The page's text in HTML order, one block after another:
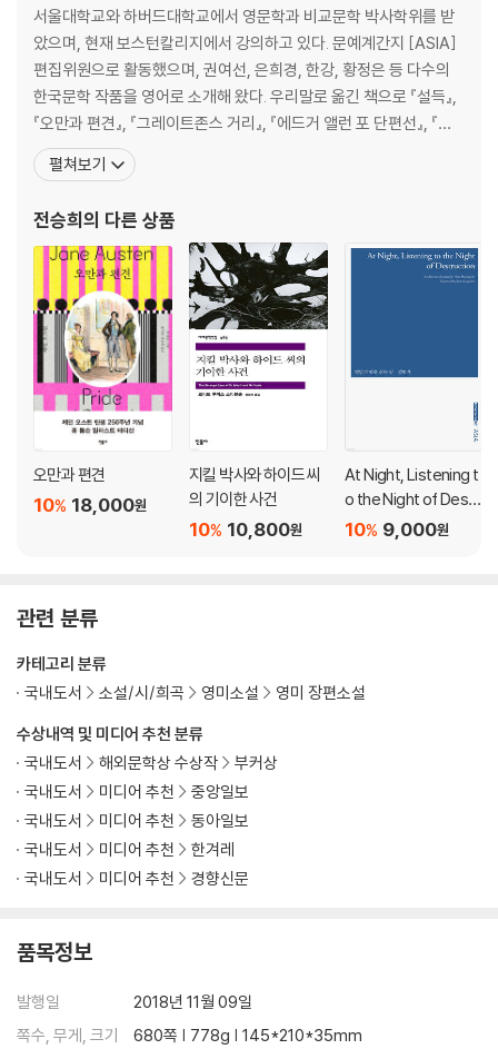
서울대학교와 하버드대학교에서 영문학과 비교문학 박사학위를 받
았으며, 현재 보스턴칼리지에서 강의하고 있다. 문예계간지 [ASIA]
편집위원으로 활동했으며, 권여선, 은희경, 한강, 황정은 등 다수의
한국문학 작품을 영어로 소개해 왔다. 우리말로 옮긴 책으로 『설득』,
『오만과 편견』, 『그레이트존스 거리』, 『에드거 앨런 포 단편선』, 『도
심의 절간』, 『아서 고든 핌의 이야기』, 『지킬 박사와 하이드 씨의 기이
한 이야기』와 앨런 홀링허스트의 부커상 수상작 『아름다움의 선』, 샤
있다. Jeon Seung He
펼쳐보기
전승희의 다른 상품
오만과 편견
18,000원
10%
지킬 박사와 하이드 씨
의 기이한 사건
10,800원
10%
At Night, Listening t
o the Night of Destr
uction9,000원
10%
관련 분류
수상내역 및 미디어 추천 분류
국내도서
해외문학상 수상작
부커상
국내도서
미디어 추천
중앙일보
국내도서
미디어 추천
동아일보
국내도서
미디어 추천
한겨레
국내도서
미디어 추천 경향신문
카테고리 분류
국내도서
소설/시/희곡 영미소설 영미 장편소설
품목정보
발행일
2018년 11월 09일
쪽수, 무게, 크기
680쪽 | 778g | 145*210*35mm